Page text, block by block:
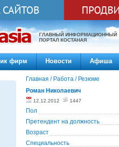
ГЛАВНЫЙ ИНФОРМАЦИОННЫЙ
ПОРТАЛ КОСТАНАЯ
фирм Новости Афиша
Главная / Работа / Резюме
Роман Николаевич
12.12.2012 1447
Пол
Претендент на должность
Возраст
Специальность